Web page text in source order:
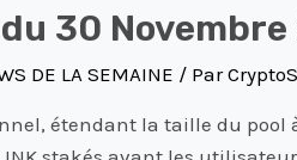
30 Novembre
DE LA SEMAINE / Par
étendant la taille du pool